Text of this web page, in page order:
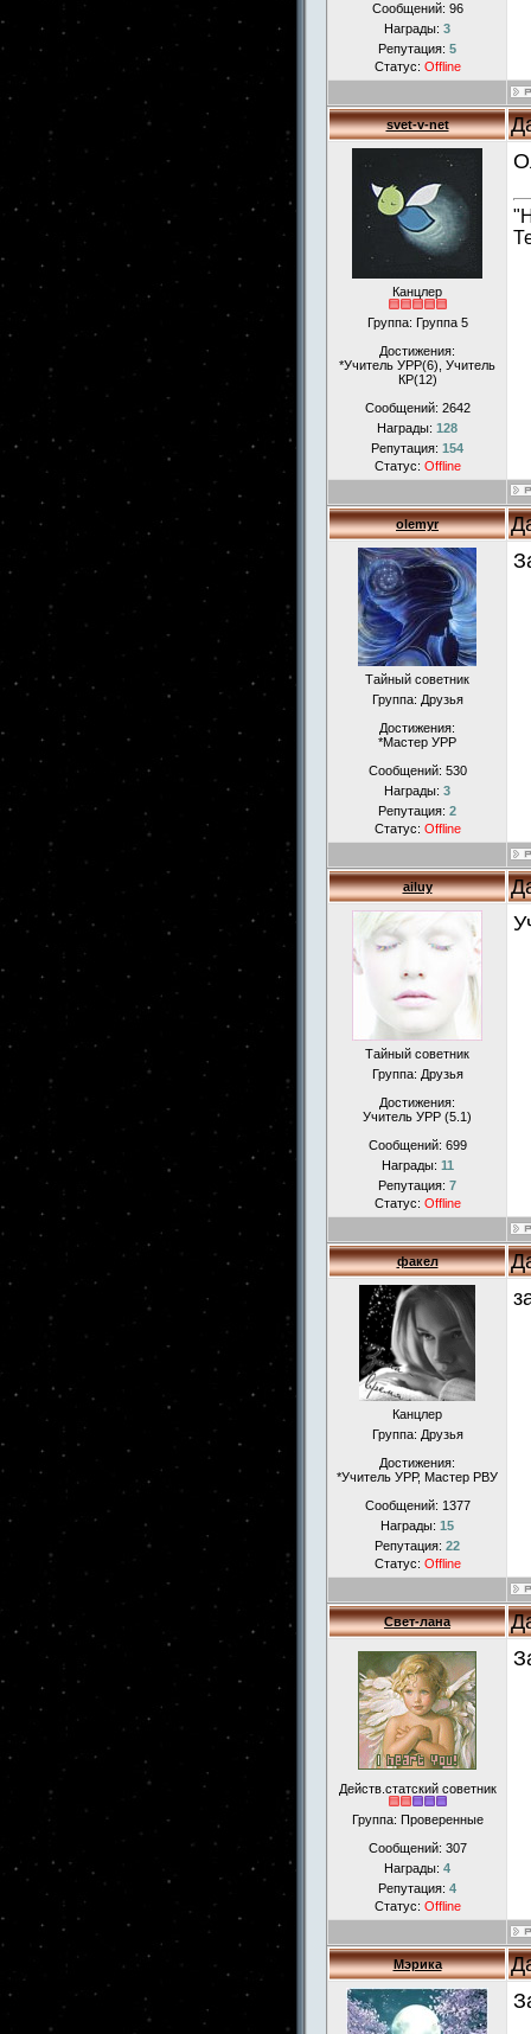
Сообщений: 96
Награды: 3
Репутация: 5
Статус: Offline
svet-v-net
Канцлер
Группа: Группа 5
Достижения:
*Учитель УРР(6), Учитель
КР(12)
Сообщений: 2642
Награды: 128
Репутация: 154
Статус: Offline
olemyr
Тайный советник
Группа: Друзья
Достижения:
*Мастер УРР
Сообщений: 530
Награды: 3
Репутация: 2
Статус: Offline
ailuy
Тайный советник
Группа: Друзья
Достижения:
Учитель УРР (5.1)
Сообщений: 699
Награды: 11
Репутация: 7
Статус: Offline
факел
Канцлер
Группа: Друзья
Достижения:
*Учитель УРР, Мастер РВУ
Сообщений: 1377
Награды: 15
Репутация: 22
Статус: Offline
Свет-лана
Действ.статский советник
Группа: Проверенные
Сообщений: 307
Награды: 4
Репутация: 4
Статус: Offline
Мэрика